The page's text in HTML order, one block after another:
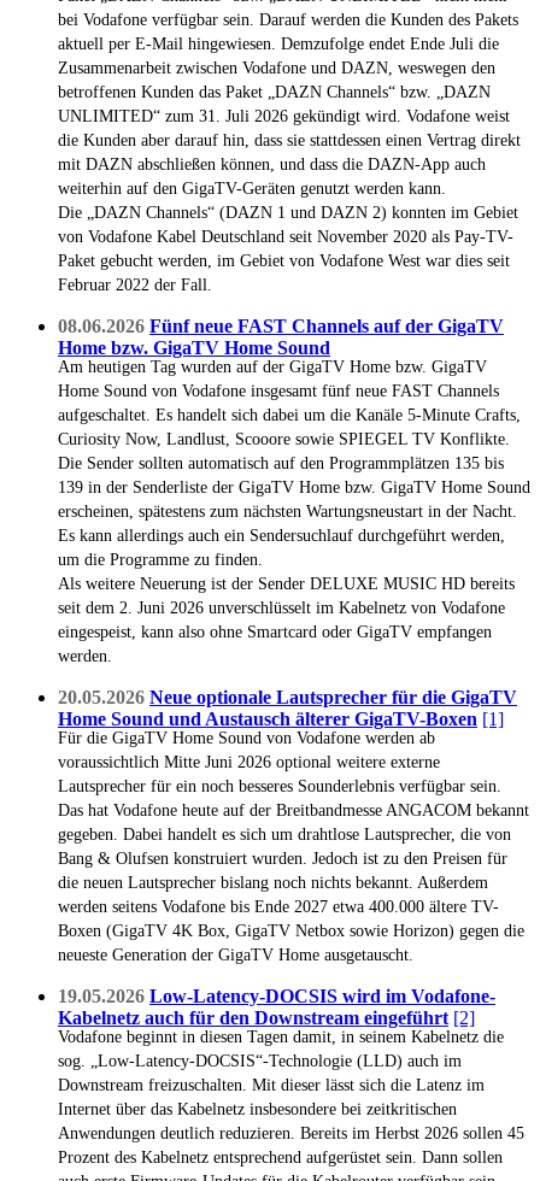
bei Vodafone verfügbar sein. Darauf werden die Kunden des Pakets
aktuell per E-Mail hingewiesen. Demzufolge endet Ende Juli die
Zusammenarbeit zwischen Vodafone und DAZN, weswegen den
betroffenen Kunden das Paket „DAZN Channels“ bzw. „DAZN
UNLIMITED“ zum 31. Juli 2026 gekündigt wird. Vodafone weist
die Kunden aber darauf hin, dass sie stattdessen einen Vertrag direkt
mit DAZN abschließen können, und dass die DAZN-App auch
weiterhin auf den GigaTV-Geräten genutzt werden kann.
Die „DAZN Channels“ (DAZN 1 und DAZN 2) konnten im Gebiet
von Vodafone Kabel Deutschland seit November 2020 als Pay-TV-
Paket gebucht werden, im Gebiet von Vodafone West war dies seit
Februar 2022 der Fall.
08.06.2026 Fünf neue FAST Channels auf der GigaTV
Home bzw. GigaTV Home Sound
Am heutigen Tag wurden auf der GigaTV Home bzw. GigaTV
Home Sound von Vodafone insgesamt fünf neue FAST Channels
aufgeschaltet. Es handelt sich dabei um die Kanäle 5-Minute Crafts,
Curiosity Now, Landlust, Scooore sowie SPIEGEL TV Konflikte.
Die Sender sollten automatisch auf den Programmplätzen 135 bis
139 in der Senderliste der GigaTV Home bzw. GigaTV Home Sound
erscheinen, spätestens zum nächsten Wartungsneustart in der Nacht.
Es kann allerdings auch ein Sendersuchlauf durchgeführt werden,
um die Programme zu finden.
Als weitere Neuerung ist der Sender DELUXE MUSIC HD bereits
seit dem 2. Juni 2026 unverschlüsselt im Kabelnetz von Vodafone
eingespeist, kann also ohne Smartcard oder GigaTV empfangen
werden.
20.05.2026 Neue optionale Lautsprecher für die GigaTV
Home Sound und Austausch älterer GigaTV-Boxen [1]
Für die GigaTV Home Sound von Vodafone werden ab
voraussichtlich Mitte Juni 2026 optional weitere externe
Lautsprecher für ein noch besseres Sounderlebnis verfügbar sein.
Das hat Vodafone heute auf der Breitbandmesse ANGACOM bekannt
gegeben. Dabei handelt es sich um drahtlose Lautsprecher, die von
Bang & Olufsen konstruiert wurden. Jedoch ist zu den Preisen für
die neuen Lautsprecher bislang noch nichts bekannt. Außerdem
werden seitens Vodafone bis Ende 2027 etwa 400.000 ältere TV-
Boxen (GigaTV 4K Box, GigaTV Netbox sowie Horizon) gegen die
neueste Generation der GigaTV Home ausgetauscht.
19.05.2026 Low-Latency-DOCSIS wird im Vodafone-
Kabelnetz auch für den Downstream eingeführt [2]
Vodafone beginnt in diesen Tagen damit, in seinem Kabelnetz die
sog. „Low-Latency-DOCSIS“-Technologie (LLD) auch im
Downstream freizuschalten. Mit dieser lässt sich die Latenz im
Internet über das Kabelnetz insbesondere bei zeitkritischen
Anwendungen deutlich reduzieren. Bereits im Herbst 2026 sollen 45
Prozent des Kabelnetz entsprechend aufgerüstet sein. Dann sollen